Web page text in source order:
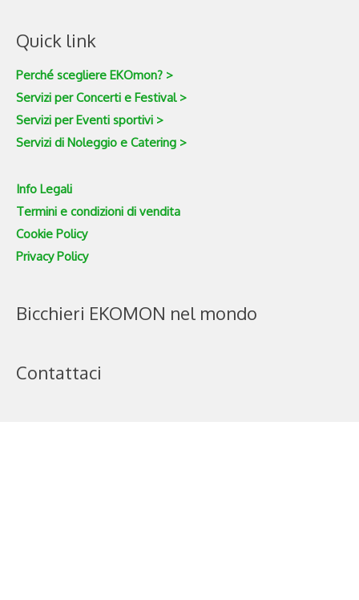
Quick link
Perché scegliere EKOmon? >
Servizi per Concerti e Festival >
Servizi per Eventi sportivi >
Servizi di Noleggio e Catering >
Info Legali
Termini e condizioni di vendita
Cookie Policy
Privacy Policy
Bicchieri EKOMON nel mondo
Contattaci